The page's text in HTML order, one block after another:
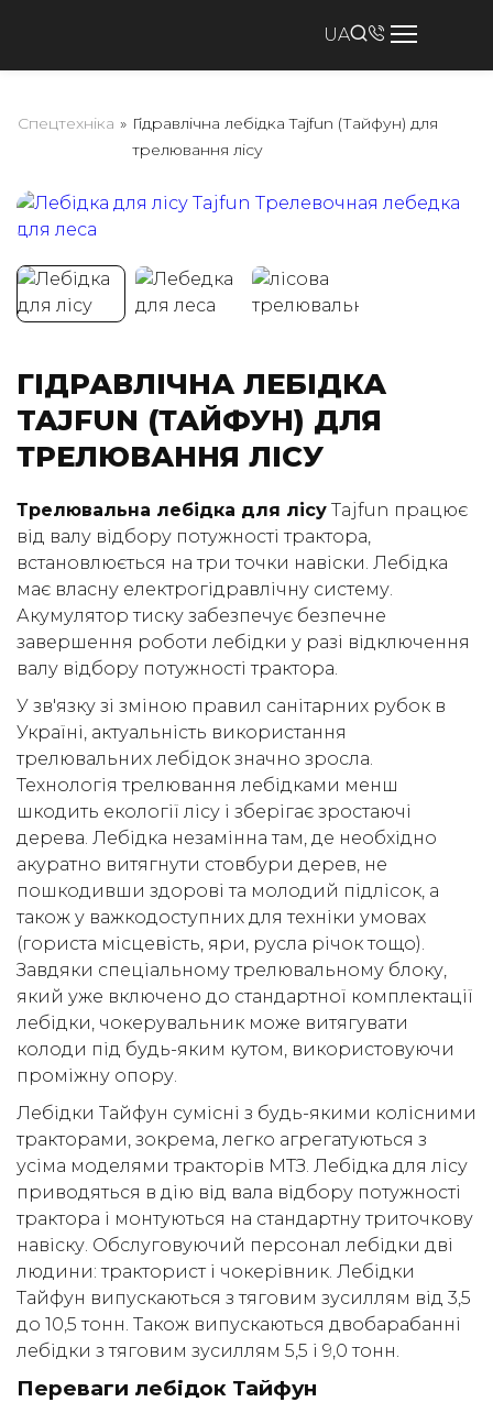
UA
(050) 347-27-05
(067) 351-45-15
Спецтехніка » Гідравлічна лебідка Tajfun (Тайфун) для
трелювання лісу
ГІДРАВЛІЧНА ЛЕБІДКА
TAJFUN (ТАЙФУН) ДЛЯ
ТРЕЛЮВАННЯ ЛІСУ
Трелювальна лебідка для лісу Tajfun працює
від валу відбору потужності трактора,
встановлюється на три точки навіски. Лебідка
має власну електрогідравлічну систему.
Акумулятор тиску забезпечує безпечне
завершення роботи лебідки у разі відключення
валу відбору потужності трактора.
У зв'язку зі зміною правил санітарних рубок в
Україні, актуальність використання
трелювальних лебідок значно зросла.
Технологія трелювання лебідками менш
шкодить екології лісу і зберігає зростаючі
дерева. Лебідка незамінна там, де необхідно
акуратно витягнути стовбури дерев, не
пошкодивши здорові та молодий підлісок, а
також у важкодоступних для техніки умовах
(гориста місцевість, яри, русла річок тощо).
Завдяки спеціальному трелювальному блоку,
який уже включено до стандартної комплектації
лебідки, чокерувальник може витягувати
колоди під будь-яким кутом, використовуючи
проміжну опору.
Лебідки Тайфун сумісні з будь-якими колісними
тракторами, зокрема, легко агрегатуються з
усіма моделями тракторів МТЗ. Лебідка для лісу
приводяться в дію від вала відбору потужності
трактора і монтуються на стандартну триточкову
навіску. Обслуговуючий персонал лебідки дві
людини: тракторист і чокерівник. Лебідки
Тайфун випускаються з тяговим зусиллям від 3,5
до 10,5 тонн. Також випускаються двобарабанні
лебідки з тяговим зусиллям 5,5 і 9,0 тонн.
Переваги лебідок Тайфун